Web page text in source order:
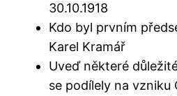
30.10.1918
Kdo byl prvním
Karel Kramář
Uveď některé
se podílely na vzniku